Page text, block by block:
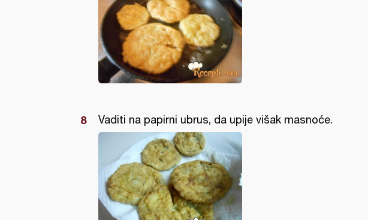
Vaditi na papirni ubrus, da upije višak masnoće.